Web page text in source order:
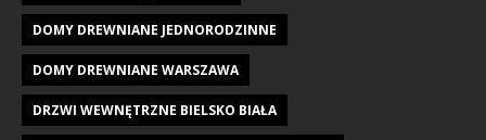
DOMY DREWNIANE JEDNORODZINNE
DOMY DREWNIANE WARSZAWA
DRZWI WEWNĘTRZNE BIELSKO BIAŁA